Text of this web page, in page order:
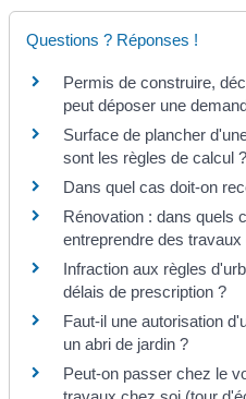
Questions ? Réponses !
Permis de construire,
peut déposer une
Surface de plancher
sont les règles de calcul ?
Dans quel cas doit-on
Rénovation : dans quels
entreprendre des
Infraction aux règles
délais de prescription ?
Faut-il une autorisation
un abri de jardin ?
Peut-on passer chez le